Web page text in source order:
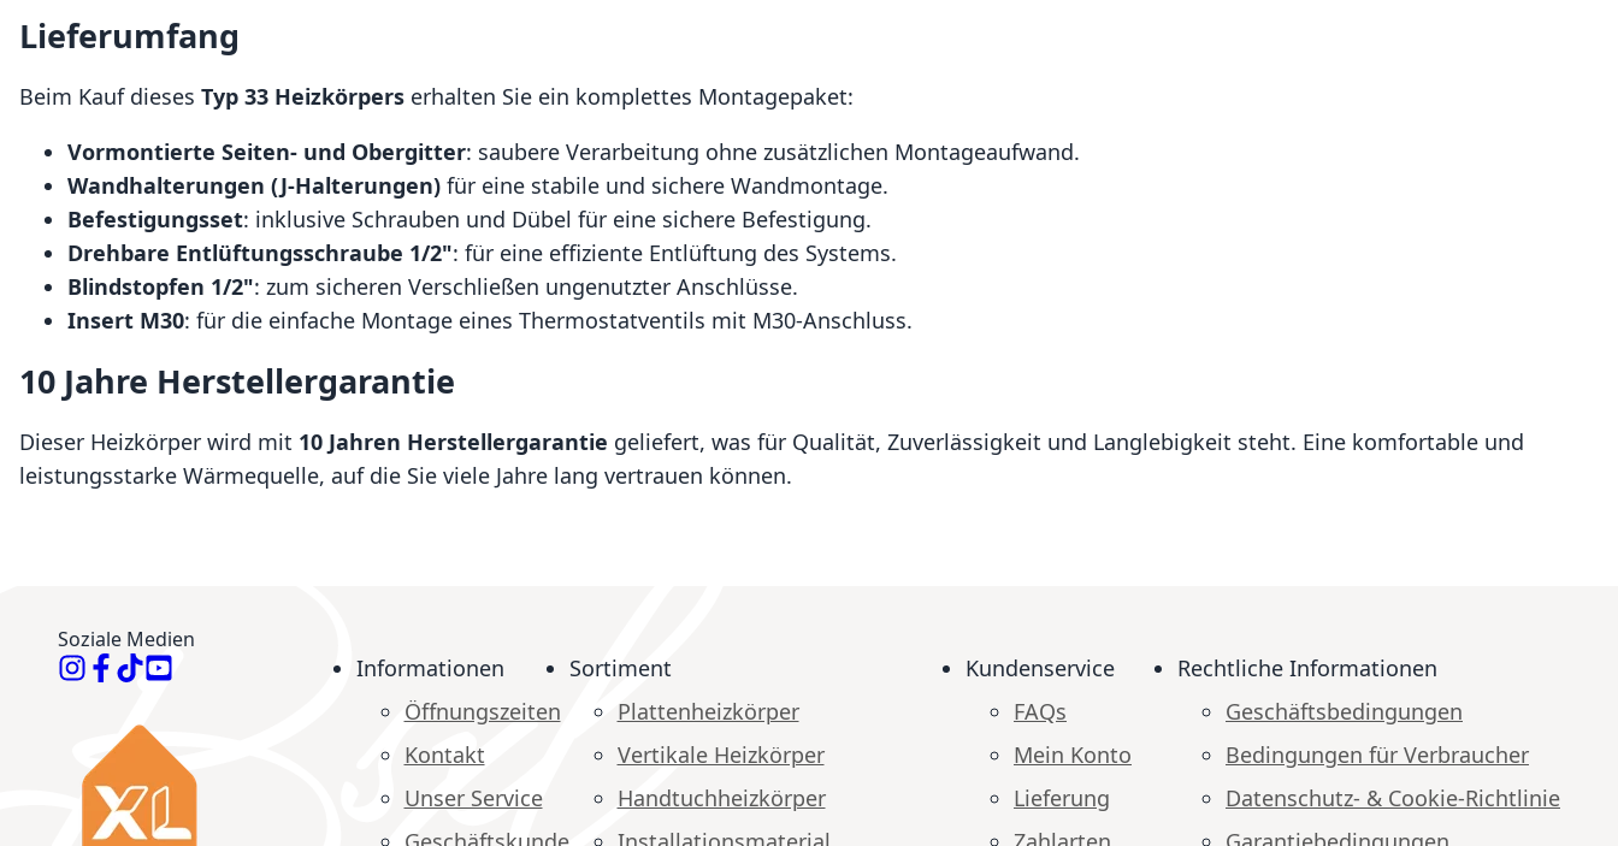
Lieferumfang
Beim Kauf dieses Typ 33 Heizkörpers erhalten Sie ein komplettes Montagepaket:
Vormontierte Seiten- und Obergitter: saubere Verarbeitung ohne zusätzlichen Montageaufwand.
Wandhalterungen (J-Halterungen) für eine stabile und sichere Wandmontage.
Befestigungsset: inklusive Schrauben und Dübel für eine sichere Befestigung.
Drehbare Entlüftungsschraube 1/2": für eine effiziente Entlüftung des Systems.
Blindstopfen 1/2": zum sicheren Verschließen ungenutzter Anschlüsse.
Insert M30: für die einfache Montage eines Thermostatventils mit M30-Anschluss.
10 Jahre Herstellergarantie
Dieser Heizkörper wird mit 10 Jahren Herstellergarantie geliefert, was für Qualität, Zuverlässigkeit und Langlebigkeit steht. Eine komfortable und
leistungsstarke Wärmequelle, auf die Sie viele Jahre lang vertrauen können.
Soziale Medien
Informationen
Öffnungszeiten
Kontakt
Unser Service
Sortiment
Plattenheizkörper
Vertikale Heizkörper
Handtuchheizkörper
Kundenservice
FAQs
Mein Konto
Lieferung
Rechtliche Informationen
Geschäftsbedingungen
Bedingungen für Verbraucher
Datenschutz- & Cookie-Richtlinie